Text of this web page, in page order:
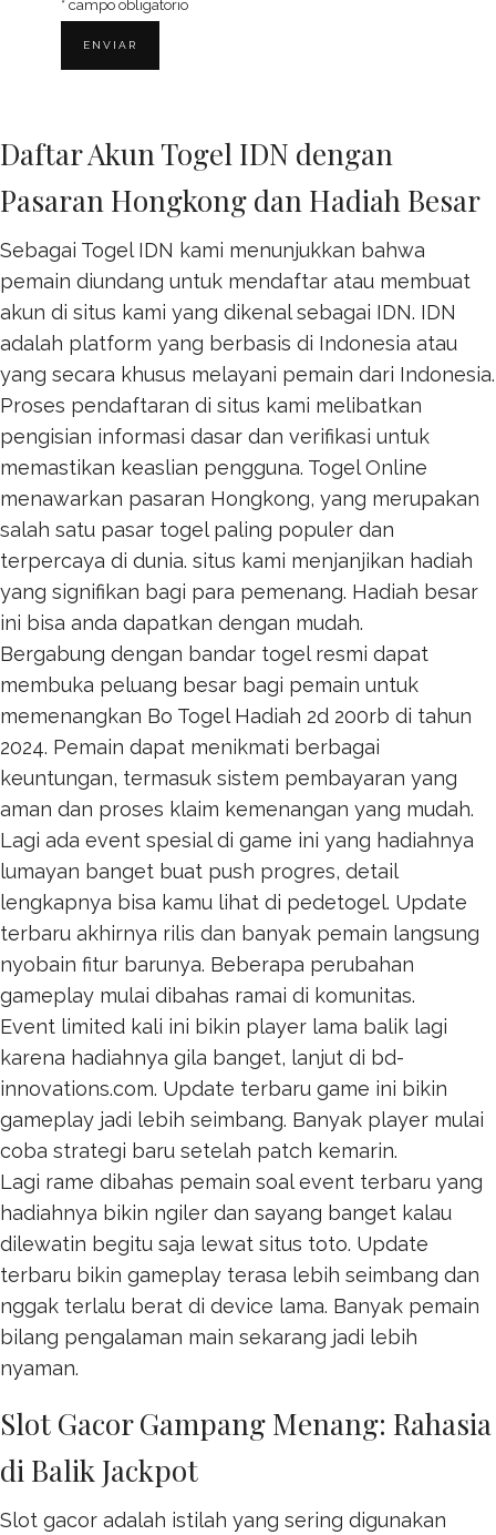
* campo obligatorio
Daftar Akun Togel IDN dengan
Pasaran Hongkong dan Hadiah Besar
Sebagai Togel IDN kami menunjukkan bahwa
pemain diundang untuk mendaftar atau membuat
akun di situs kami yang dikenal sebagai IDN. IDN
adalah platform yang berbasis di Indonesia atau
yang secara khusus melayani pemain dari Indonesia.
Proses pendaftaran di situs kami melibatkan
pengisian informasi dasar dan verifikasi untuk
memastikan keaslian pengguna. Togel Online
menawarkan pasaran Hongkong, yang merupakan
salah satu pasar togel paling populer dan
terpercaya di dunia. situs kami menjanjikan hadiah
yang signifikan bagi para pemenang. Hadiah besar
ini bisa anda dapatkan dengan mudah.
Bergabung dengan bandar togel resmi dapat
membuka peluang besar bagi pemain untuk
memenangkan Bo Togel Hadiah 2d 200rb di tahun
2024. Pemain dapat menikmati berbagai
keuntungan, termasuk sistem pembayaran yang
aman dan proses klaim kemenangan yang mudah.
Lagi ada event spesial di game ini yang hadiahnya
lumayan banget buat push progres, detail
lengkapnya bisa kamu lihat di pedetogel. Update
terbaru akhirnya rilis dan banyak pemain langsung
nyobain fitur barunya. Beberapa perubahan
gameplay mulai dibahas ramai di komunitas.
Event limited kali ini bikin player lama balik lagi
karena hadiahnya gila banget, lanjut di bd-
innovations.com. Update terbaru game ini bikin
gameplay jadi lebih seimbang. Banyak player mulai
coba strategi baru setelah patch kemarin.
Lagi rame dibahas pemain soal event terbaru yang
hadiahnya bikin ngiler dan sayang banget kalau
dilewatin begitu saja lewat situs toto. Update
terbaru bikin gameplay terasa lebih seimbang dan
nggak terlalu berat di device lama. Banyak pemain
bilang pengalaman main sekarang jadi lebih
nyaman.
Slot Gacor Gampang Menang: Rahasia
di Balik Jackpot
Slot gacor adalah istilah yang sering digunakan